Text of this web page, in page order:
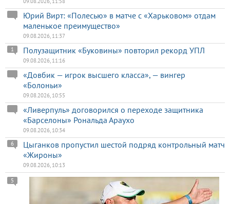
Юрий Вирт: «Полесью» в матче с «Харьковом» отдам
маленькое преимущество»
09.08.2026, 11:37
Полузащитник «Буковины» повторил рекорд УПЛ
1
09.08.2026, 11:16
«Довбик — игрок высшего класса», — вингер
«Болоньи»
09.08.2026, 10:55
«Ливерпуль» договорился о переходе защитника
«Барселоны» Рональда Араухо
09.08.2026, 10:34
Цыганков пропустил шестой подряд контрольный матч
«Жироны»
6
09.08.2026, 10:13
5